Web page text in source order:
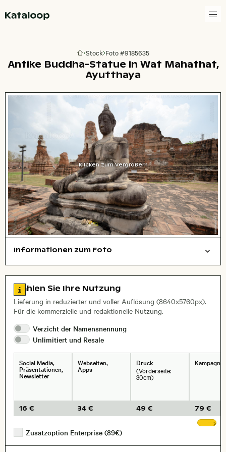
Zur Homepage
Stock Foto #9185635
Antike Buddha-Statue in Wat Mahathat,
Ayutthaya
Klicken zum Vergrößern
Informationen zum Foto
, Objektiv
Zu den Lizenzinformationen springen
Wählen Sie Ihre Nutzung
Lieferung in reduzierter und voller Auflösung (8640x5760px).
Für die kommerzielle und redaktionelle Nutzung.
Verzicht der Namensnennung
Unlimitiert und Resale
Social Media,
Präsentationen,
Newsletter
16 €
Webseiten,
Apps
34 €
Druck
(Vorderseite:
30cm)
49 € 79 €
Zusatzoption Enterprise (89€)